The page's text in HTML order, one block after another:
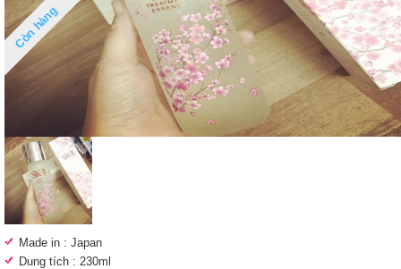
Còn hàng
Made in : Japan
Dung tích : 230ml